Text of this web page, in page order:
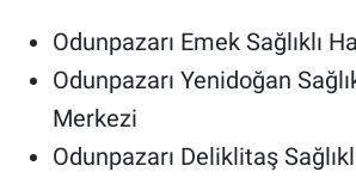
Odunpazarı Emek Sağlıklı
Odunpazarı Yenidoğan
Merkezi
Odunpazarı Deliklitaş